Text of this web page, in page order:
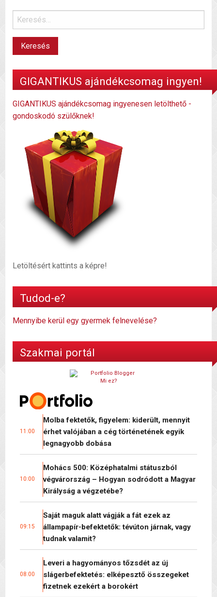
GIGANTIKUS ajándékcsomag ingyen!
GIGANTIKUS ajándékcsomag ingyenesen letölthető -
gondoskodó szülőknek!
Letöltésért kattints a képre!
Tudod-e?
Mennyibe kerül egy gyermek felnevelése?
Szakmai portál
Mi ez?
11:00
Molba fektetők, figyelem: kiderült, mennyit
érhet valójában a cég történetének egyik
legnagyobb dobása
10:00
Mohács 500: Középhatalmi státuszból
végvárország – Hogyan sodródott a Magyar
Királyság a végzetébe?
09:15
Saját maguk alatt vágják a fát ezek az
állampapír-befektetők: tévúton járnak, vagy
tudnak valamit?
08:00
Leveri a hagyományos tőzsdét az új
slágerbefektetés: elképesztő összegeket
fizetnek ezekért a borokért